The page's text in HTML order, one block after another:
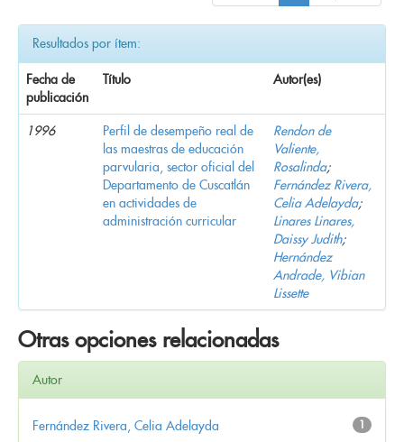
Resultados por ítem:
Fecha de
publicación
Título Autor(es)
1996
Perfil de desempeño real de
las maestras de educación
parvularia, sector oficial del
Departamento de Cuscatlán
en actividades de
administración curricular
Rendon de
Valiente,
Rosalinda;
Fernández Rivera,
Celia Adelayda;
Linares Linares,
Daissy Judith;
Hernández
Andrade, Vibian
Lissette
Otras opciones relacionadas
Autor
1
Fernández Rivera, Celia Adelayda